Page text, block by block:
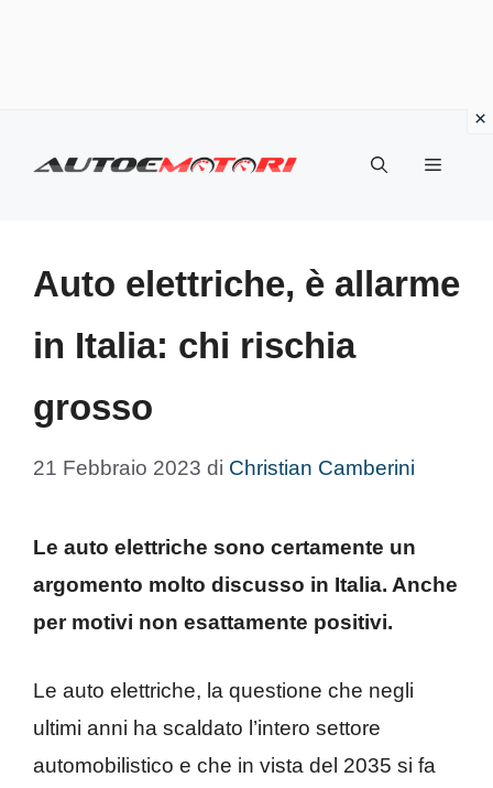
Menu
Auto elettriche, è allarme
in Italia: chi rischia
grosso
21 Febbraio 2023 di Christian Camberini
Le auto elettriche sono certamente un
argomento molto discusso in Italia. Anche
per motivi non esattamente positivi.
Le auto elettriche, la questione che negli
ultimi anni ha scaldato l’intero settore
automobilistico e che in vista del 2035 si fa